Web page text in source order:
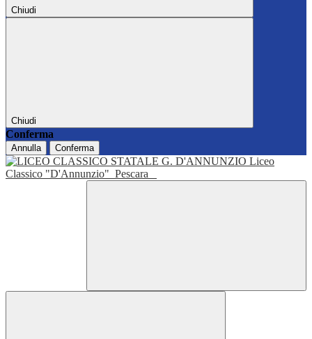
Chiudi
Chiudi
Conferma
Annulla Conferma
Liceo
Classico "D'Annunzio" Pescara